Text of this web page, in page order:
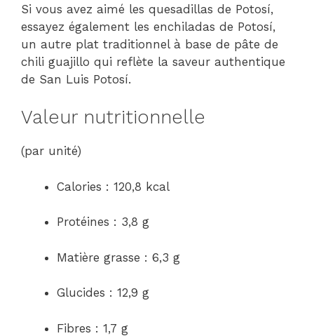
Si vous avez aimé les quesadillas de Potosí,
essayez également les enchiladas de Potosí,
un autre plat traditionnel à base de pâte de
chili guajillo qui reflète la saveur authentique
de San Luis Potosí.
Valeur nutritionnelle
(par unité)
Calories : 120,8 kcal
Protéines : 3,8 g
Matière grasse : 6,3 g
Glucides : 12,9 g
Fibres : 1,7 g